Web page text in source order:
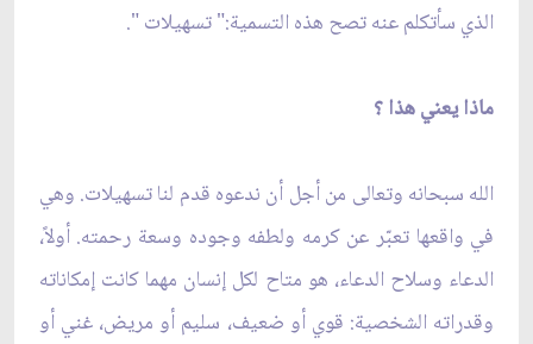
الذي سأتكلم عنه تصح هذه التسمية:" تسهيلات ".
ماذا يعني هذا ؟
الله سبحانه وتعالى من أجل أن ندعوه قدم لنا تسهيلات. وهي
في واقعها تعبّر عن كرمه ولطفه وجوده وسعة رحمته. أولاً،
الدعاء وسلاح الدعاء، هو متاح لكل إنسان مهما كانت إمكاناته
وقدراته الشخصية: قوي أو ضعيف، سليم أو مريض، غني أو